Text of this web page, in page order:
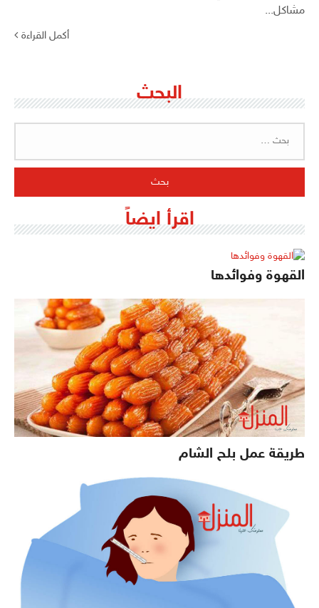
مشاكل...
أكمل القراءة
البحث
اقرأ ايضاً
القهوة وفوائدها
طريقة عمل بلح الشام